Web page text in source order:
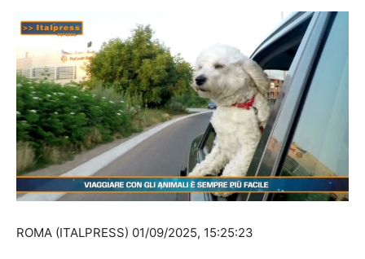
ROMA (ITALPRESS) 01/09/2025, 15:25:23